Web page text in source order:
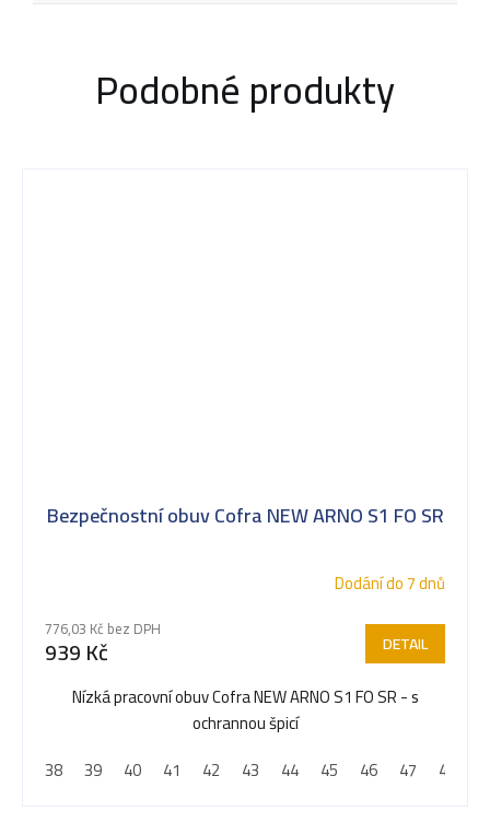
Podobné produkty
Bezpečnostní obuv Cofra NEW ARNO S1 FO SR
Dodání do 7 dnů
776,03 Kč bez DPH
939 Kč DETAIL
Nízká pracovní obuv Cofra NEW ARNO S1 FO SR - s
ochrannou špicí
38
39 40 41 42 43 44 45 46 47 48